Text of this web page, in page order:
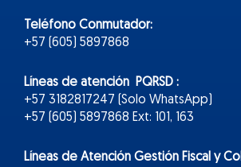
Teléfono Conmutador:
+57 (605) 5897868
Líneas de atención PQRSD :
+57 3182817247 (Solo WhatsApp)
+57 (605) 5897868 Ext: 101, 163
Líneas de Atención Gestión Fiscal y